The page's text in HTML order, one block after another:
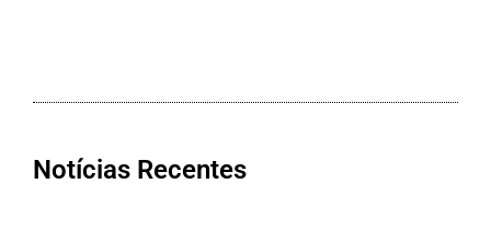
Notícias Recentes